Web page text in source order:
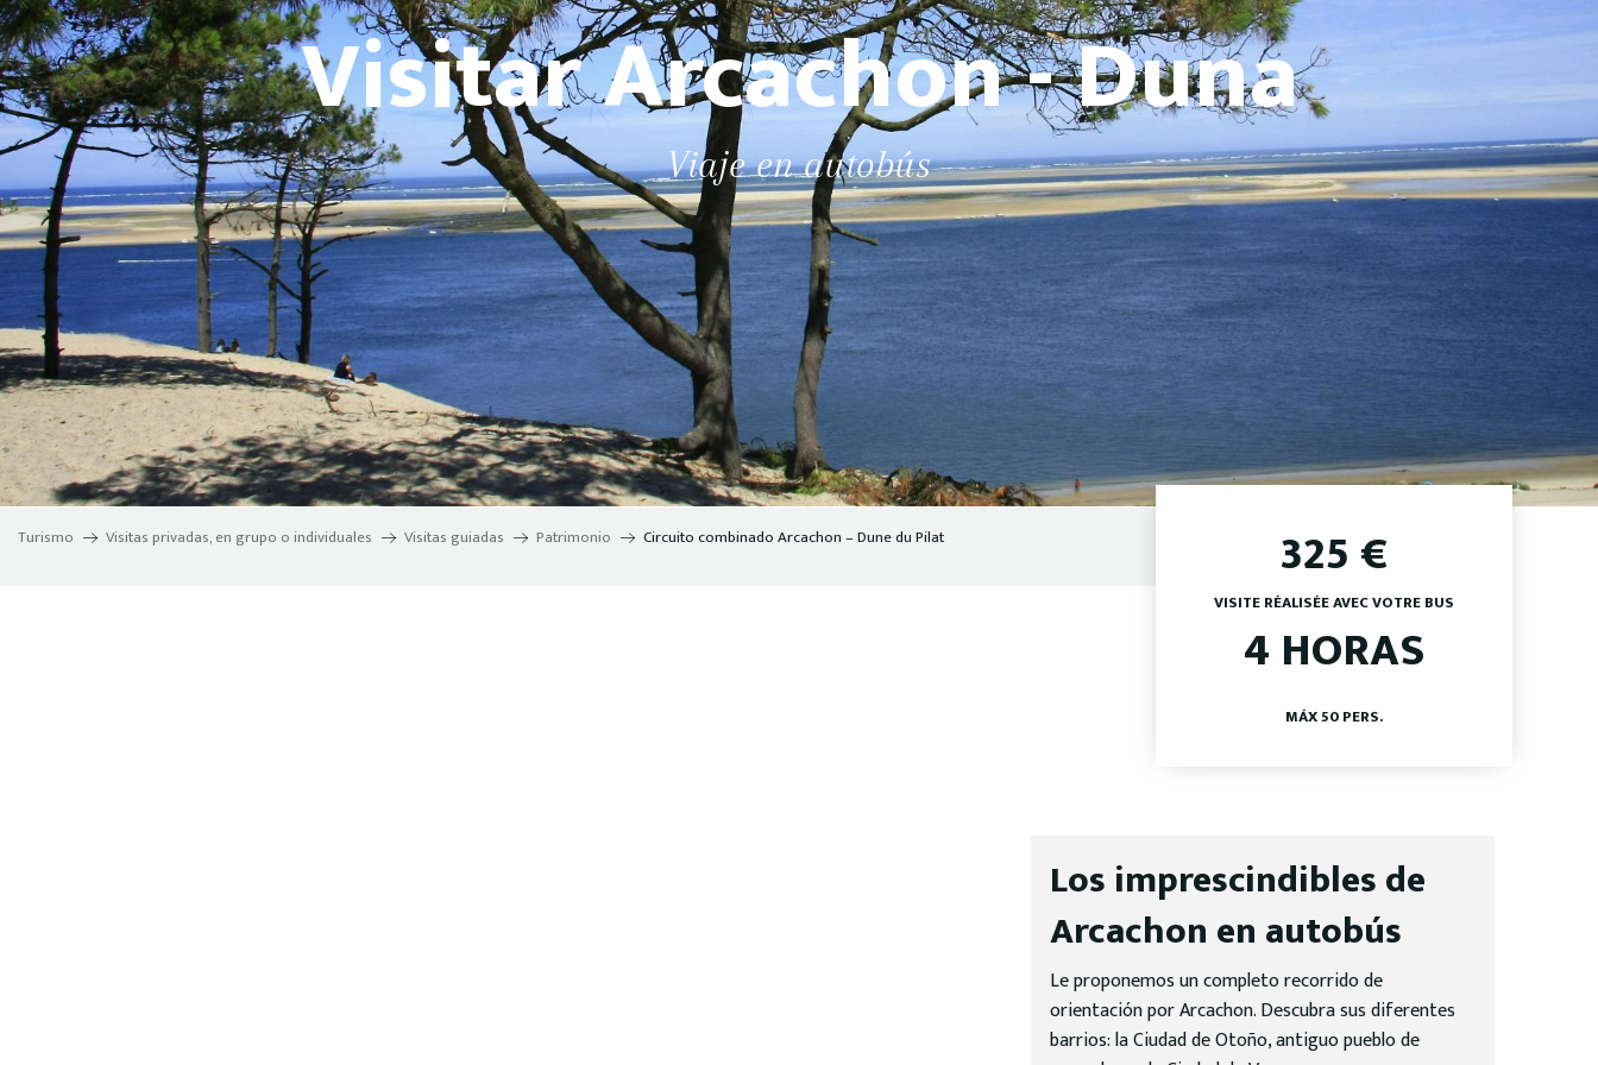
Visitar Arcachon - Duna
Viaje en autobús
Turismo Visitas privadas, en grupo o individuales Visitas guiadas Patrimonio Circuito combinado Arcachon – Dune du Pilat 325€
VISITE RÉALISÉE AVEC VOTRE BUS
4 HORAS
MÁX 50 PERS.
Los imprescindibles de
Arcachon en autobús
Le proponemos un completo recorrido de
orientación por Arcachon. Descubra sus diferentes
barrios: la Ciudad de Otoño, antiguo pueblo de